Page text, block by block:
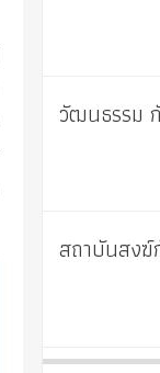
วัฒนธรรม
สถาบันสง